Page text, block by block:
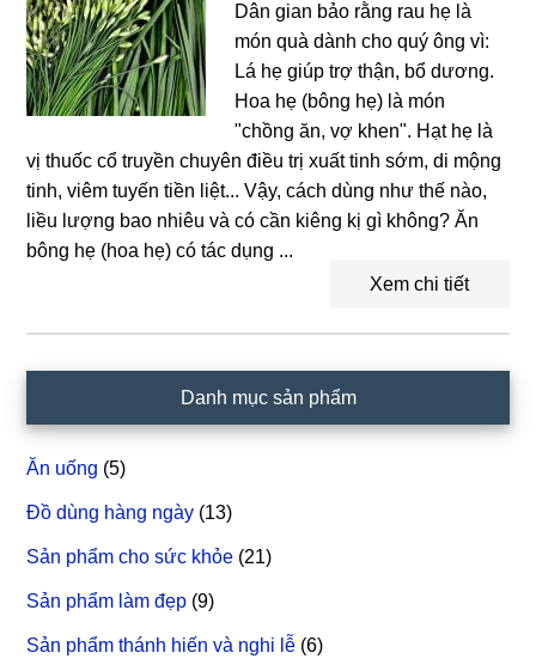
Dân gian bảo rằng rau hẹ là
món quà dành cho quý ông vì:
Lá hẹ giúp trợ thận, bổ dương.
Hoa hẹ (bông hẹ) là món
"chồng ăn, vợ khen". Hạt hẹ là
vị thuốc cổ truyền chuyên điều trị xuất tinh sớm, di mộng
tinh, viêm tuyến tiền liệt... Vậy, cách dùng như thế nào,
liều lượng bao nhiêu và có cần kiêng kị gì không? Ăn
bông hẹ (hoa hẹ) có tác dụng ...
Xem chi tiết
chính
Danh mục sản phẩm
Ăn uống (5)
Đồ dùng hàng ngày (13)
Sản phẩm cho sức khỏe (21)
Sản phẩm làm đẹp (9)
Sản phẩm thánh hiến và nghi lễ (6)